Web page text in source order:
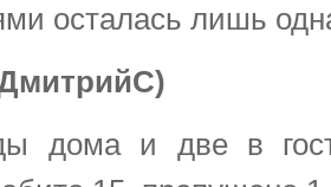
осталась лишь
дома и две в